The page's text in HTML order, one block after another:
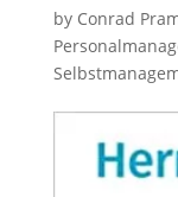
by Conrad